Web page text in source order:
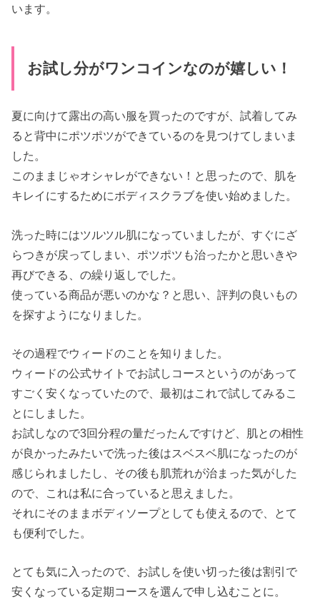
います。
お試し分がワンコインなのが嬉しい！
夏に向けて露出の高い服を買ったのですが、試着してみ
ると背中にポツポツができているのを見つけてしまいま
した。
このままじゃオシャレができない！と思ったので、肌を
キレイにするためにボディスクラブを使い始めました。
洗った時にはツルツル肌になっていましたが、すぐにざ
らつきが戻ってしまい、ポツポツも治ったかと思いきや
再びできる、の繰り返しでした。
使っている商品が悪いのかな？と思い、評判の良いもの
を探すようになりました。
その過程でウィードのことを知りました。
ウィードの公式サイトでお試しコースというのがあって
すごく安くなっていたので、最初はこれで試してみるこ
とにしました。
お試しなので3回分程の量だったんですけど、肌との相性
が良かったみたいで洗った後はスベスベ肌になったのが
感じられましたし、その後も肌荒れが治まった気がした
ので、これは私に合っていると思えました。
それにそのままボディソープとしても使えるので、とて
も便利でした。
とても気に入ったので、お試しを使い切った後は割引で
安くなっている定期コースを選んで申し込むことに。